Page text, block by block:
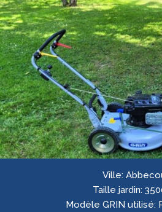
Ville:
Taille jardin:
Modèle GRIN utilisé: